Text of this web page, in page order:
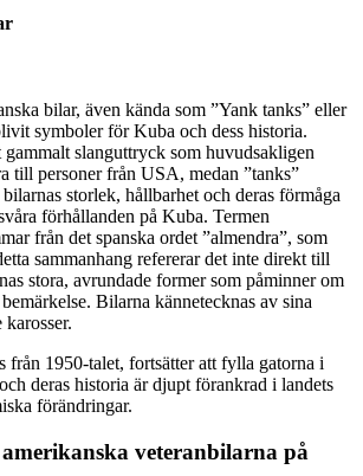
bilar, även kända som ”Yank tanks” eller
symboler för Kuba och dess historia.
gammalt slanguttryck som huvudsakligen
till personer från USA, medan ”tanks”
storlek, hållbarhet och deras förmåga
förhållanden på Kuba. Termen
från det spanska ordet ”almendra”, som
sammanhang refererar det inte direkt till
stora, avrundade former som påminner om
Bilarna kännetecknas av sina
från 1950-talet, fortsätter att fylla gatorna i
deras historia är djupt förankrad i landets
förändringar.
veteranbilarna på